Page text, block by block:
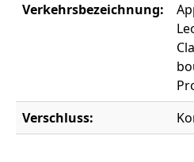
Verkehrsbezeichnung:
Verschluss: